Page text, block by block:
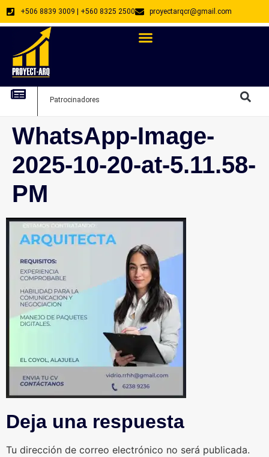
+506 8839 3009 | +560 8325 2500 proyectarqcr@gmail.com
Patrocinadores
WhatsApp-Image-
2025-10-20-at-5.11.58-
PM
Deja una respuesta
Tu dirección de correo electrónico no será publicada.